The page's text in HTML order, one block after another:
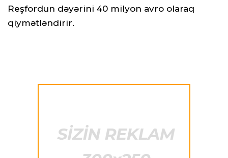
Reşfordun dəyərini 40 milyon avro olaraq
qiymətləndirir.